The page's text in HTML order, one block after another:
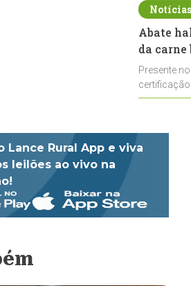
Abate
da
Presente
Lance Rural App e viva
leilões ao vivo na